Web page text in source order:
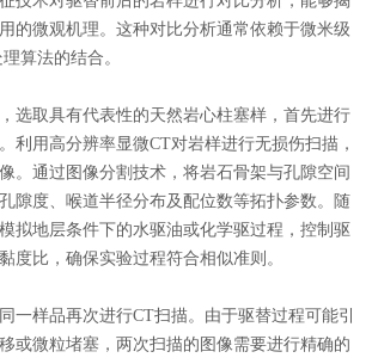
的微观机理。这种对比分析通常依赖于微米级
算法的结合。
取具有代表性的天然岩心柱塞样，首先进行
利用高分辨率显微CT对岩样进行无损伤扫描，
。通过图像分割技术，将岩石骨架与孔隙空间
隙度、喉道半径分布及配位数等拓扑参数。随
拟地层条件下的水驱油或化学驱过程，控制驱
度比，确保实验过程符合相似准则。
样品再次进行CT扫描。由于驱替过程可能引
或微粒堵塞，两次扫描的图像需要进行精确的